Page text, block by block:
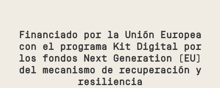
Financiado por la Unión Europea
con el programa Kit Digital por
los fondos Next Generation (EU)
del mecanismo de recuperación y
resiliencia